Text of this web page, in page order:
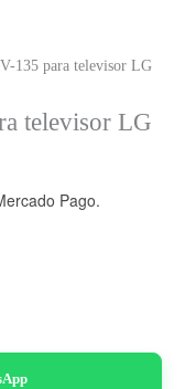
135 para televisor LG
televisor LG
Pago.